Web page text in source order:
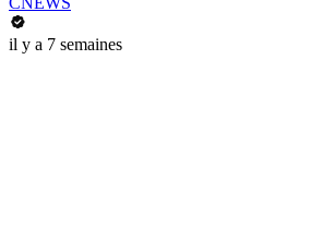
il y a 7 semaines